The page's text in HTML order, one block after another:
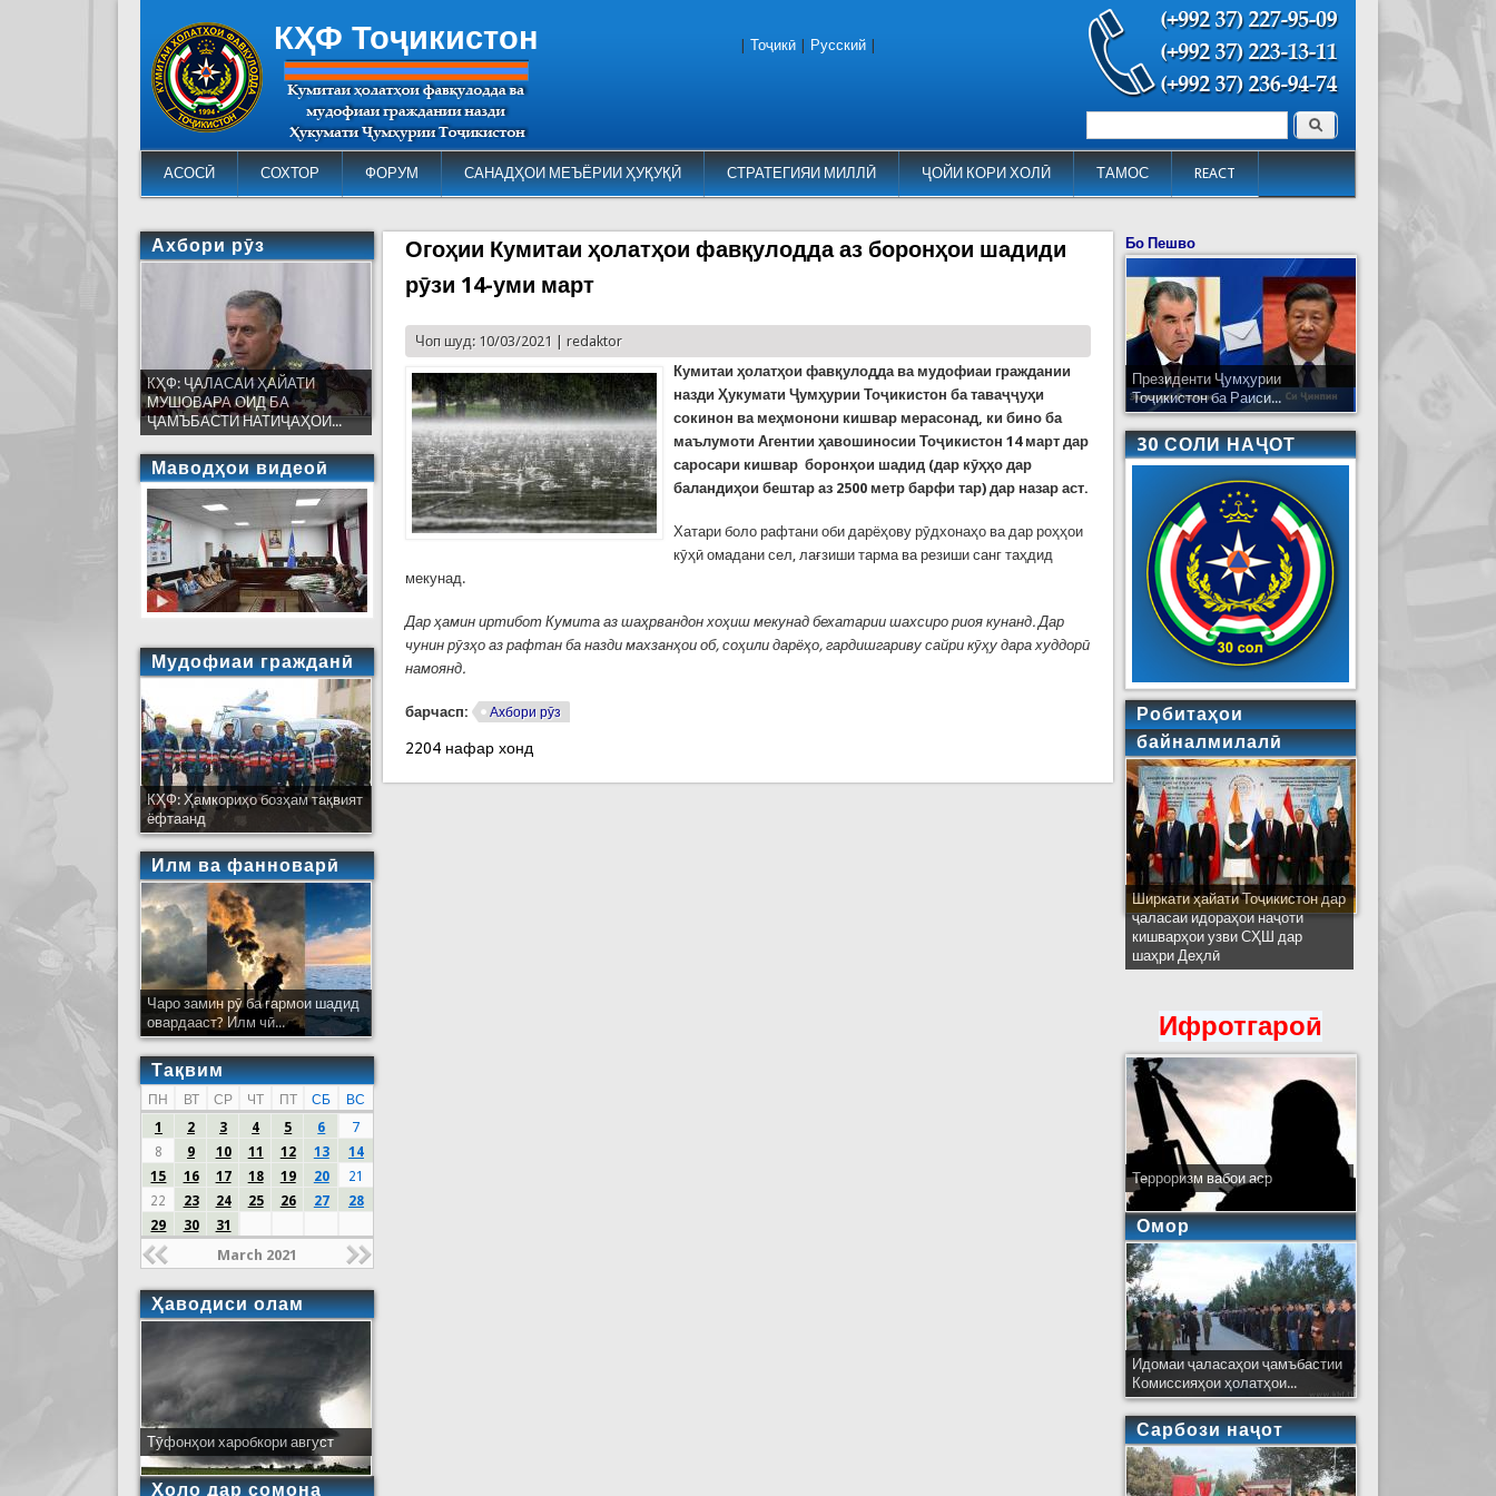
КҲФ Тоҷикистон
АСОСӢ СОХТОР ФОРУМ САНАДҲОИ МЕЪЁРИИ ҲУҚУҚӢ СТРАТЕГИЯИ МИЛЛӢ ҶОЙИ КОРИ ХОЛӢ ТАМОС REACT
Форма поиска Поиск
Тоҷикӣ Русский
Огоҳии Кумитаи ҳолатҳои фавқулодда аз боронҳои шадиди
рӯзи 14-уми март
Чоп шуд: 10/03/2021 |redaktor
Кумитаи ҳолатҳои фавқулодда ва мудофиаи граждании
назди Ҳукумати Ҷумҳурии Тоҷикистон ба таваҷҷуҳи
сокинон ва меҳмонони кишвар мерасонад, ки бино ба
маълумоти Агентии ҳавошиносии Тоҷикистон 14 март дар
саросари кишвар боронҳои шадид (дар кӯҳҳо дар
баландиҳои бештар аз 2500 метр барфи тар) дар назар аст.
Хатари боло рафтани оби дарёҳову рӯдхонаҳо ва дар роҳҳои
кӯҳӣ омадани сел, лағзиши тарма ва резиши санг таҳдид
мекунад.
Дар ҳамин иртибот Кумита аз шаҳрвандон хоҳиш мекунад бехатарии шахсиро риоя кунанд. Дар
чунин рӯзҳо аз рафтан ба назди махзанҳои об, соҳили дарёҳо, гардишгариву сайри кӯҳу дара худдорӣ
намоянд.
барчасп: Ахбори рӯз
2204 нафар хонд
Ахбори рӯз
КҲФ: ҶАЛАСАИ ҲАЙАТИ
МУШОВАРА ОИД БА
ҶАМЪБАСТИ НАТИҶАҲОИ...
Маводҳои видеоӣ
Мудофиаи гражданӣ
КҲФ: Ҳамкориҳо бозҳам тақвият
ёфтаанд
Илм ва фанноварӣ
Чаро замин рӯ ба гармои шадид
овардааст? Илм чӣ...
Тақвим
ПН ВТ СР ЧТ ПТ СБ
ВС
1
2 3 4 5 6
7
8
9 10 11 12 13
14
15
16 17 18 19 20
21
22
23 24 25 26 27
28
29
30 31
March 2021
Ҳаводиси олам
Тӯфонҳои харобкори август
Ҳоло дар сомона
Бо Пешво
Президенти Ҷумҳурии
Тоҷикистон ба Раиси...
30 СОЛИ НАҶОТ
Робитаҳои
байналмилалӣ
Ширкати ҳайати Тоҷикистон дар
ҷаласаи идораҳои наҷоти
кишварҳои узви СҲШ дар
шаҳри Деҳлӣ
Ифротгароӣ
Терроризм вабои аср
Омор
Идомаи ҷаласаҳои ҷамъбастии
Комиссияҳои ҳолатҳои...
Сарбози наҷот